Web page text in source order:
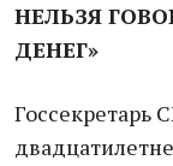
НЕЛЬЗЯ
ДЕНЕГ»
Госсекретарь